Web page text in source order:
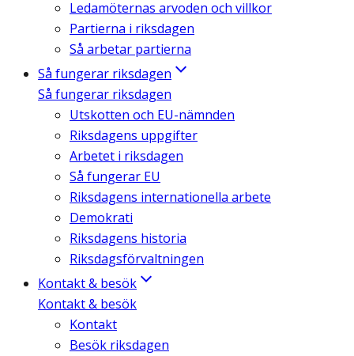
Ledamöternas arvoden och villkor
Partierna i riksdagen
Så arbetar partierna
Så fungerar riksdagen
Så fungerar riksdagen
Utskotten och EU-nämnden
Riksdagens uppgifter
Arbetet i riksdagen
Så fungerar EU
Riksdagens internationella arbete
Demokrati
Riksdagens historia
Riksdagsförvaltningen
Kontakt & besök
Kontakt & besök
Kontakt
Besök riksdagen